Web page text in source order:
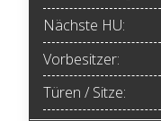
Nächste HU:
Vorbesitzer:
Türen / Sitze: